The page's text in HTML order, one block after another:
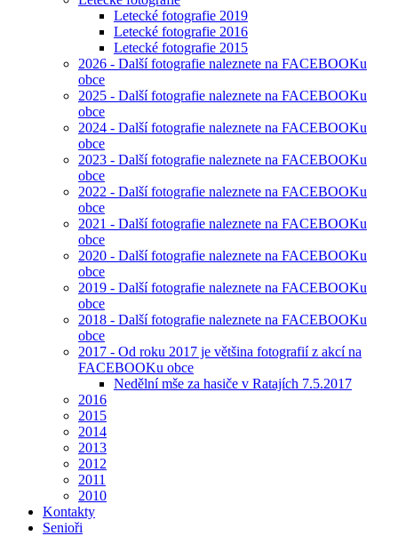
Letecké fotografie 2019
Letecké fotografie 2016
Letecké fotografie 2015
2026 - Další fotografie naleznete na FACEBOOKu
obce
2025 - Další fotografie naleznete na FACEBOOKu
obce
2024 - Další fotografie naleznete na FACEBOOKu
obce
2023 - Další fotografie naleznete na FACEBOOKu
obce
2022 - Další fotografie naleznete na FACEBOOKu
obce
2021 - Další fotografie naleznete na FACEBOOKu
obce
2020 - Další fotografie naleznete na FACEBOOKu
obce
2019 - Další fotografie naleznete na FACEBOOKu
obce
2018 - Další fotografie naleznete na FACEBOOKu
obce
2017 - Od roku 2017 je většina fotografií z akcí na
FACEBOOKu obce
Nedělní mše za hasiče v Ratajích 7.5.2017
2016
2015
2014
2013
2012
2011
2010
Kontakty
Senioři